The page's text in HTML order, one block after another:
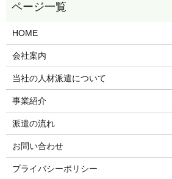
HOME
会社案内
当社の人材派遣について
事業紹介
派遣の流れ
お問い合わせ
プライバシーポリシー